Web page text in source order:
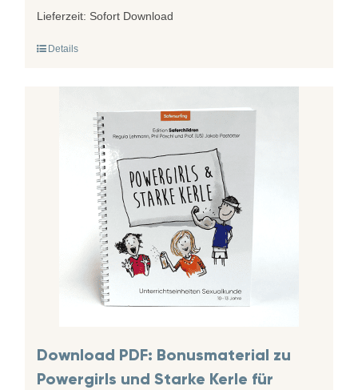
Lieferzeit: Sofort Download
Details
Download PDF: Bonusmaterial zu
Powergirls und Starke Kerle für